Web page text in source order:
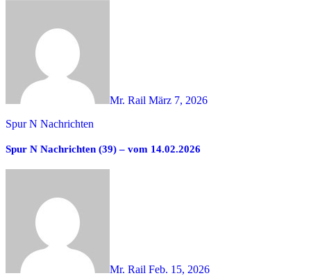
Mr. Rail März 7, 2026
Spur N Nachrichten
Spur N Nachrichten (39) – vom 14.02.2026
Mr. Rail Feb. 15, 2026